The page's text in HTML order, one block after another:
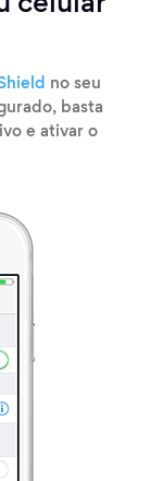
celular
no seu
basta
e ativar o